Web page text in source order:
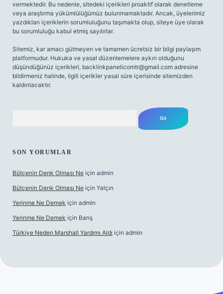
vermektedir. Bu nedenle, sitedeki içerikleri proaktif olarak denetleme
veya araştırma yükümlülüğümüz bulunmamaktadır. Ancak, üyelerimiz
yazdıkları içeriklerin sorumluluğunu taşımakta olup, siteye üye olarak
bu sorumluluğu kabul etmiş sayılırlar.
Sitemiz, kar amacı gütmeyen ve tamamen ücretsiz bir bilgi paylaşım
platformudur. Hukuka ve yasal düzenlemelere aykırı olduğunu
düşündüğünüz içerikleri, backlinkpanelicomtr@gmail.com adresine
bildirmeniz halinde, ilgili içerikler yasal süre içerisinde sitemizden
kaldırılacaktır.
SON YORUMLAR
Bütçenin Denk Olması Ne için admin
Bütçenin Denk Olması Ne için Yalçın
Yerinme Ne Demek için admin
Yerinme Ne Demek için Barış
Türkiye Neden Marshall Yardımı Aldı için admin